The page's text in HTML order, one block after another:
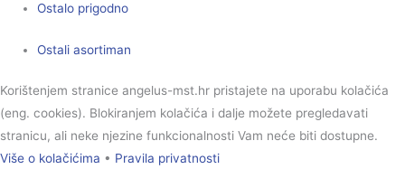
Ostalo prigodno
Ostali asortiman
Korištenjem stranice angelus-mst.hr pristajete na uporabu kolačića
(eng. cookies). Blokiranjem kolačića i dalje možete pregledavati
stranicu, ali neke njezine funkcionalnosti Vam neće biti dostupne.
Više o kolačićima • Pravila privatnosti